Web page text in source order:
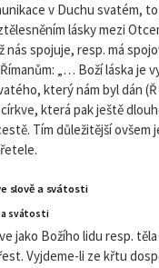
v Duchu svatém,
lásky mezi
nás spojuje, resp. má
„… Boží láska je
který nám byl dán (Ř
která pak ještě
Tím důležitější ovšem
slově a svátosti
a svátosti
jako Božího lidu resp.
Vyjdeme-li ze křtu